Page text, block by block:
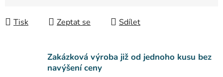
Tisk Zeptat se Sdílet
Zakázková výroba již od jednoho kusu bez
navýšení ceny